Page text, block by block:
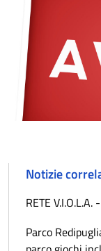
Notizie
RETE
Parco